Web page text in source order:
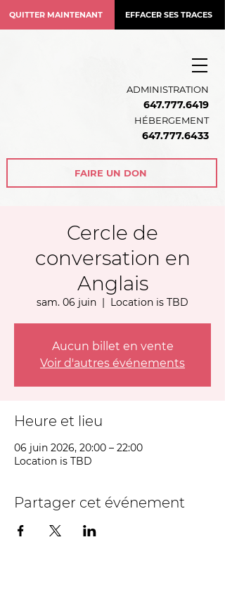
QUITTER MAINTENANT EFFACER SES TRACES
ADMINISTRATION
647.777.6419
HÉBERGEMENT
647.777.6433
FAIRE UN DON
Cercle de
conversation en
Anglais
sam. 06 juin
  |
Location is TBD
Aucun billet en vente
Voir d'autres événements
Heure et lieu
06 juin 2026, 20:00 – 22:00
Location is TBD
Partager cet événement